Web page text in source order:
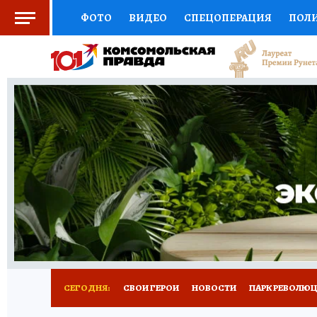
ФОТО ВИДЕО СПЕЦОПЕРАЦИЯ
СОЦПОДДЕРЖКА НАУКА СПОРТ
ВЫБОР ЭКСПЕРТОВ ДОКТОР
КНИЖНАЯ ПОЛКА ПРОГНОЗЫ НА СПОРТ
ПРЕСС-ЦЕНТР НЕДВИЖИМОСТЬ
ВСЕ О КП РАДИО КП РЕКЛАМА ТЕСТЫ
СЕГОДНЯ: СВОИ ГЕРОИ НОВОСТИ ПАРК